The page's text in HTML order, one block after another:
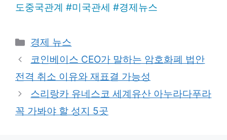
도중국관계 #미국관세 #경제뉴스
Categories
경제 뉴스
코인베이스 CEO가 말하는 암호화폐 법안
전격 취소 이유와 재표결 가능성
스리랑카 유네스코 세계유산 아누라다푸라
꼭 가봐야 할 성지 5곳